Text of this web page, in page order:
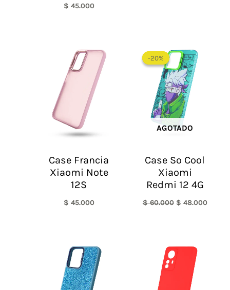
$ 45.000
Case Francia
Xiaomi Note
12S
$ 45.000
-20%
AGOTADO
-20%
Case So Cool
Xiaomi
Redmi 12 4G
$60.000
precio
original
era:
$ 60.000.
$ 48.000